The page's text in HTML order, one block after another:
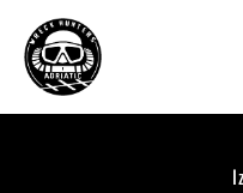
content